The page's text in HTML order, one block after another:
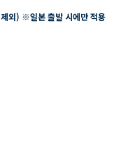
외) ※일본 출발 시에만 적용